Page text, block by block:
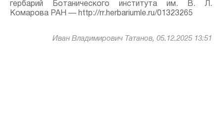
гербарий Ботанического института им. В. Л.
Комарова РАН — http://rr.herbariumle.ru/01323265
Иван Владимирович Татанов, 05.12.2025 13:51